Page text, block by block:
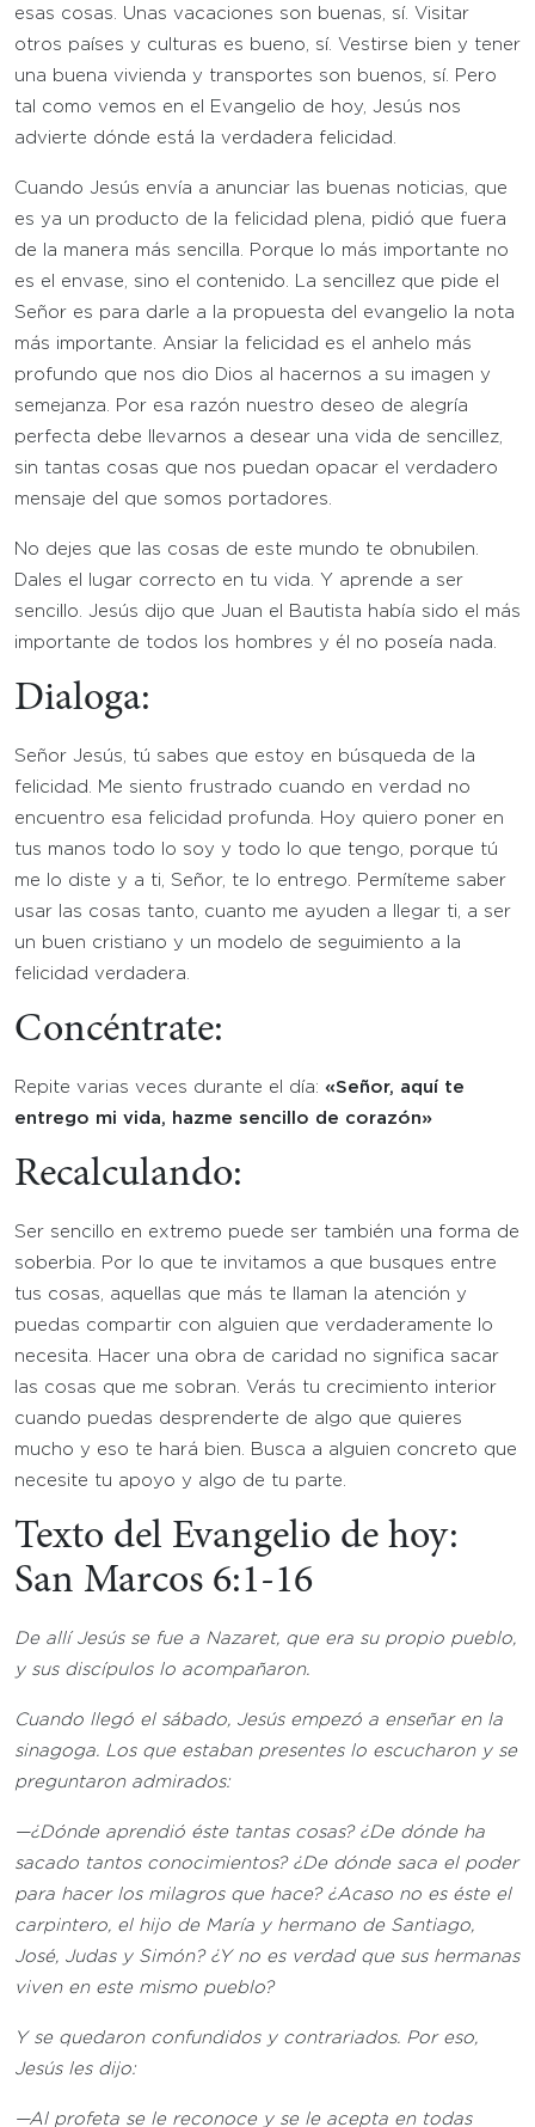
esas cosas. Unas vacaciones son buenas, sí. Visitar
otros países y culturas es bueno, sí. Vestirse bien y tener
una buena vivienda y transportes son buenos, sí. Pero
tal como vemos en el Evangelio de hoy, Jesús nos
advierte dónde está la verdadera felicidad.
Cuando Jesús envía a anunciar las buenas noticias, que
es ya un producto de la felicidad plena, pidió que fuera
de la manera más sencilla. Porque lo más importante no
es el envase, sino el contenido. La sencillez que pide el
Señor es para darle a la propuesta del evangelio la nota
más importante. Ansiar la felicidad es el anhelo más
profundo que nos dio Dios al hacernos a su imagen y
semejanza. Por esa razón nuestro deseo de alegría
perfecta debe llevarnos a desear una vida de sencillez,
sin tantas cosas que nos puedan opacar el verdadero
mensaje del que somos portadores.
No dejes que las cosas de este mundo te obnubilen.
Dales el lugar correcto en tu vida. Y aprende a ser
sencillo. Jesús dijo que Juan el Bautista había sido el más
importante de todos los hombres y él no poseía nada.
Dialoga:
Señor Jesús, tú sabes que estoy en búsqueda de la
felicidad. Me siento frustrado cuando en verdad no
encuentro esa felicidad profunda. Hoy quiero poner en
tus manos todo lo soy y todo lo que tengo, porque tú
me lo diste y a ti, Señor, te lo entrego. Permíteme saber
usar las cosas tanto, cuanto me ayuden a llegar ti, a ser
un buen cristiano y un modelo de seguimiento a la
felicidad verdadera.
Concéntrate:
Repite varias veces durante el día: «Señor, aquí te
entrego mi vida, hazme sencillo de corazón»
Recalculando:
Ser sencillo en extremo puede ser también una forma de
soberbia. Por lo que te invitamos a que busques entre
tus cosas, aquellas que más te llaman la atención y
puedas compartir con alguien que verdaderamente lo
necesita. Hacer una obra de caridad no significa sacar
las cosas que me sobran. Verás tu crecimiento interior
cuando puedas desprenderte de algo que quieres
mucho y eso te hará bien. Busca a alguien concreto que
necesite tu apoyo y algo de tu parte.
Texto del Evangelio de hoy:
San Marcos 6:1-16
De allí Jesús se fue a Nazaret, que era su propio pueblo,
y sus discípulos lo acompañaron.
Cuando llegó el sábado, Jesús empezó a enseñar en la
sinagoga. Los que estaban presentes lo escucharon y se
preguntaron admirados:
—¿Dónde aprendió éste tantas cosas? ¿De dónde ha
sacado tantos conocimientos? ¿De dónde saca el poder
para hacer los milagros que hace? ¿Acaso no es éste el
carpintero, el hijo de María y hermano de Santiago,
José, Judas y Simón? ¿Y no es verdad que sus hermanas
viven en este mismo pueblo?
Y se quedaron confundidos y contrariados. Por eso,
Jesús les dijo:
—Al profeta se le reconoce y se le acepta en todas